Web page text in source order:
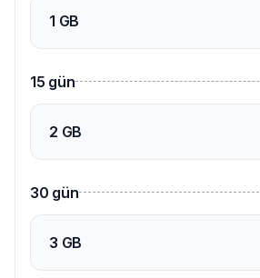
1 GB
15 gün
2 GB
30 gün
3 GB